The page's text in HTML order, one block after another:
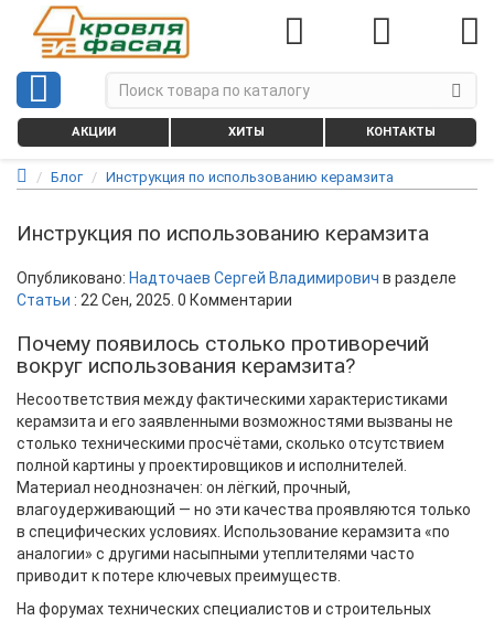
АКЦИИ ХИТЫ КОНТАКТЫ
Блог Инструкция по использованию керамзита
Инструкция по использованию керамзита
Опубликовано: Надточаев Сергей Владимирович в разделе
Статьи : 22 Сен, 2025 . 0 Комментарии
Почему появилось столько противоречий
вокруг использования керамзита?
Несоответствия между фактическими характеристиками
керамзита и его заявленными возможностями вызваны не
столько техническими просчётами, сколько отсутствием
полной картины у проектировщиков и исполнителей.
Материал неоднозначен: он лёгкий, прочный,
влагоудерживающий — но эти качества проявляются только
в специфических условиях. Использование керамзита «по
аналогии» с другими насыпными утеплителями часто
приводит к потере ключевых преимуществ.
На форумах технических специалистов и строительных